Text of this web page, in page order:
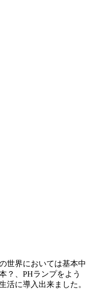
世界においては基本中
？、PHランプをよう
活に導入出来ました。